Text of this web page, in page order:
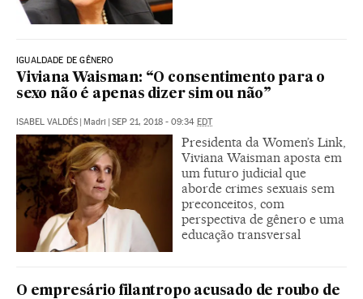
IGUALDADE DE GÊNERO
Viviana Waisman: “O consentimento para o
sexo não é apenas dizer sim ou não”
ISABEL VALDÉS | Madri | SEP 21, 2018 - 09:34 EDT
Presidenta da Women’s Link,
Viviana Waisman aposta em
um futuro judicial que
aborde crimes sexuais sem
preconceitos, com
perspectiva de gênero e uma
educação transversal
O empresário filantropo acusado de roubo de